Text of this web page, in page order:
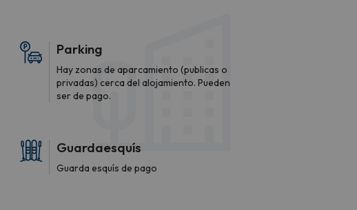
Parking
Hay zonas de aparcamiento (publicas o
privadas) cerca del alojamiento. Pueden
ser de pago.
Guardaesquís
Guarda esquís de pago